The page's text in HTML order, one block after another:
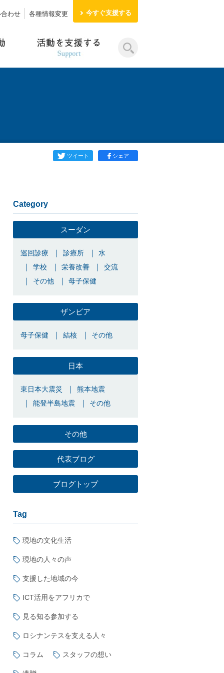
今すぐ支援する
わせ 各種情報変更
ツイート シェア
Category
スーダン
巡回診療 診療所
水
学校
栄養改善
交流
その他
母子保健
ザンビア
母子保健 結核 その他
日本
東日本大震災
熊本地震
能登半島地震
その他
その他
代表ブログ
ブログトップ
Tag
現地の文化生活
現地の人々の声
支援した地域の今
ICT活用をアフリカで
見る知る参加する
ロシナンテスを支える人々
コラム スタッフの想い